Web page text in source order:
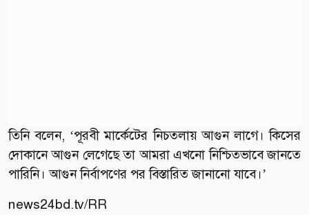
তিনি বলেন, ‘পূরবী মার্কেটের নিচতলায় আগুন লাগে। কিসের
দোকানে আগুন লেগেছে তা আমরা এখনো নিশ্চিতভাবে জানতে
পারিনি। আগুন নির্বাপণের পর বিস্তারিত জানানো যাবে।’
news24bd.tv/RR